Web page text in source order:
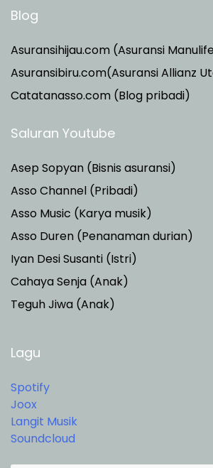
Blog
Asuransihijau.com (Asuransi
Asuransibiru.com(Asuransi Allianz
Catatanasso.com (Blog pribadi)
Saluran Youtube
Asep Sopyan (Bisnis asuransi)
Asso Channel (Pribadi)
Asso Music (Karya musik)
Asso Duren (Penanaman durian)
Iyan Desi Susanti (Istri)
Cahaya Senja (Anak)
Teguh Jiwa (Anak)
Lagu
Spotify
Joox
Langit Musik
Soundcloud